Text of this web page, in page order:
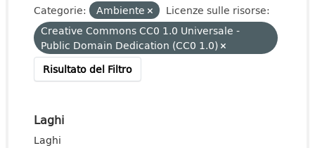
Categorie:
Ambiente
Licenze sulle risorse:
Creative Commons CC0 1.0 Universale -
Public Domain Dedication (CC0 1.0)
Risultato del Filtro
Laghi
Laghi